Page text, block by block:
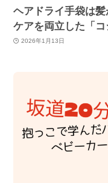
ヘアドライ手袋は
ケアを両立した「
2026年1月13日